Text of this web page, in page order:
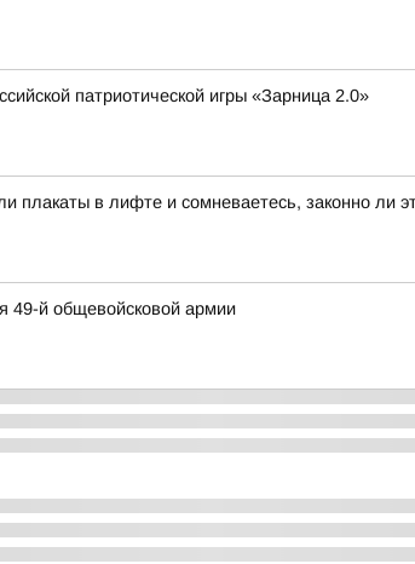
патриотической игры «Зарница 2.0»
плакаты в лифте и сомневаетесь, законно ли
49-й общевойсковой армии